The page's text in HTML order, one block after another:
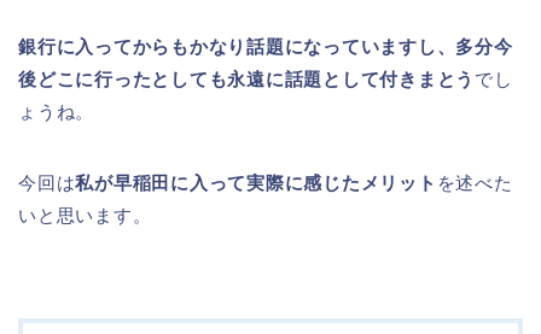
銀行に入ってからもかなり話題になっていますし、多分今
後どこに行ったとしても永遠に話題として付きまとう でし
ょうね。
今回は私が早稲田に入って実際に感じたメリット を述べた
いと思います。